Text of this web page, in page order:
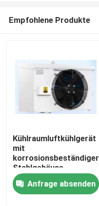
Empfohlene Produkte
Kühlraumluftkühlgerät
mit
korrosionsbeständigem
Stahlgehäuse,
doppelschichtigem
Wasserfach und
Wärmeaustauschrohr
Anfrage absenden